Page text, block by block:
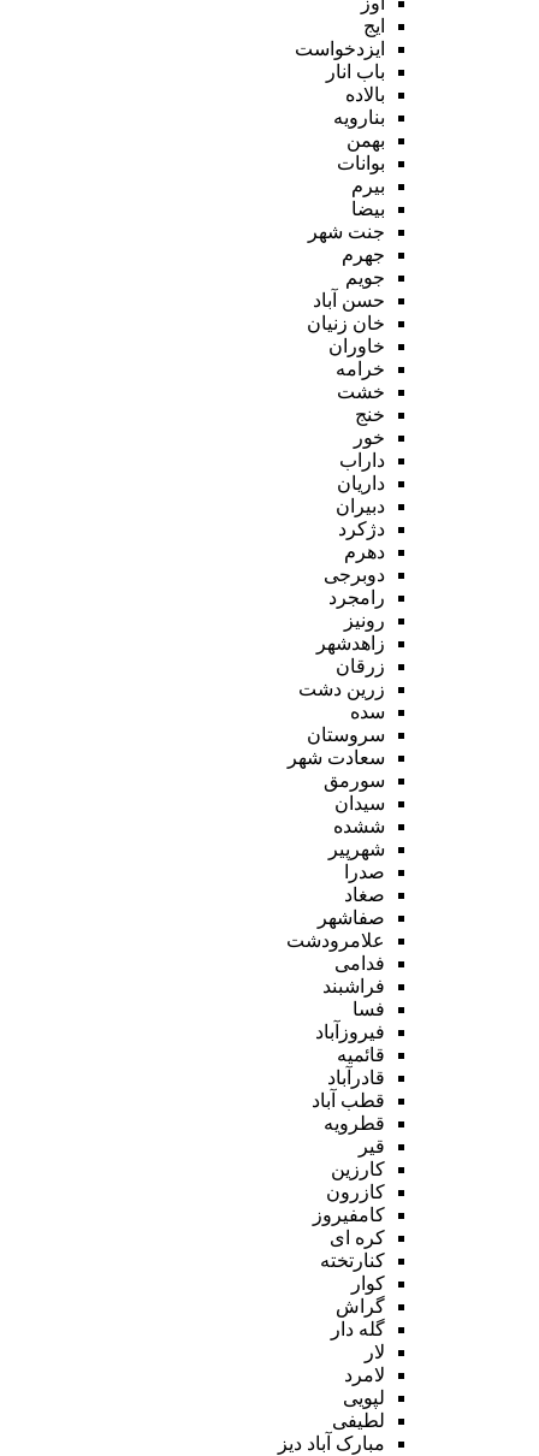
ایج
ایزدخواست
باب انار
بالاده
بنارویه
بهمن
بوانات
بیرم
بیضا
جنت شهر
جهرم
جویم
حسن آباد
خان زنیان
خاوران
خرامه
خشت
خنج
خور
داراب
داریان
دبیران
دژکرد
دهرم
دوبرجی
رامجرد
رونیز
زاهدشهر
زرقان
زرین دشت
سده
سروستان
سعادت شهر
سورمق
سیدان
ششده
شهرپیر
صدرا
صغاد
صفاشهر
علامرودشت
فدامی
فراشبند
فسا
فیروزآباد
قائمیه
قادرآباد
قطب آباد
قطرویه
قیر
کارزین
کازرون
کامفیروز
کره ای
کنارتخته
کوار
گراش
گله دار
لار
لامرد
لپویی
لطیفی
مبارک آباد دیز